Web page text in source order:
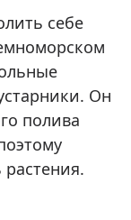
себе
Он
полива